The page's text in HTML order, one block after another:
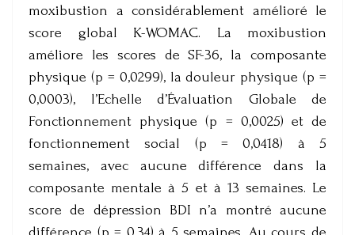
moxibustion a considérablement amélioré le
score global K-WOMAC. La moxibustion
améliore les scores de SF-36, la composante
physique (p = 0,0299), la douleur physique (p =
0,0003), l’Echelle d’Évaluation Globale de
Fonctionnement physique (p = 0,0025) et de
fonctionnement social (p = 0,0418) à 5
semaines, avec aucune différence dans la
composante mentale à 5 et à 13 semaines. Le
score de dépression BDI n’a montré aucune